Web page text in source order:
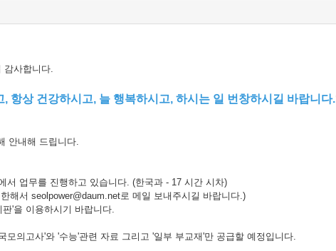
감사합니다.
, 항상 건강하시고, 늘 행복하시고, 하시는 일 번창하시길 바랍니다.
안내해 드립니다.
서 업무를 진행하고 있습니다. (한국과 - 17 시간 시차)
해서 seolpower@daum.net로 메일 보내주시길 바랍니다.)
'을 이용하시기 바랍니다.
모의고사'와 '수능'관련 자료 그리고 '일부 부교재'만 공급할 예정입니다.